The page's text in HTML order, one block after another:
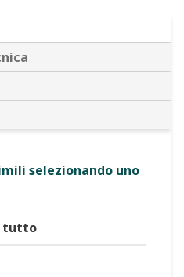
selezionando uno
tutto